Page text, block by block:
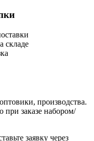
складе
производства.
заказе набором/
заявку через